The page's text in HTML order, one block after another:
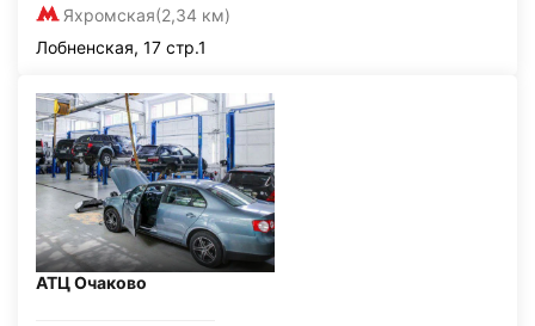
Яхромская(2,34 км)
Лобненская, 17 стр.1
АТЦ Очаково